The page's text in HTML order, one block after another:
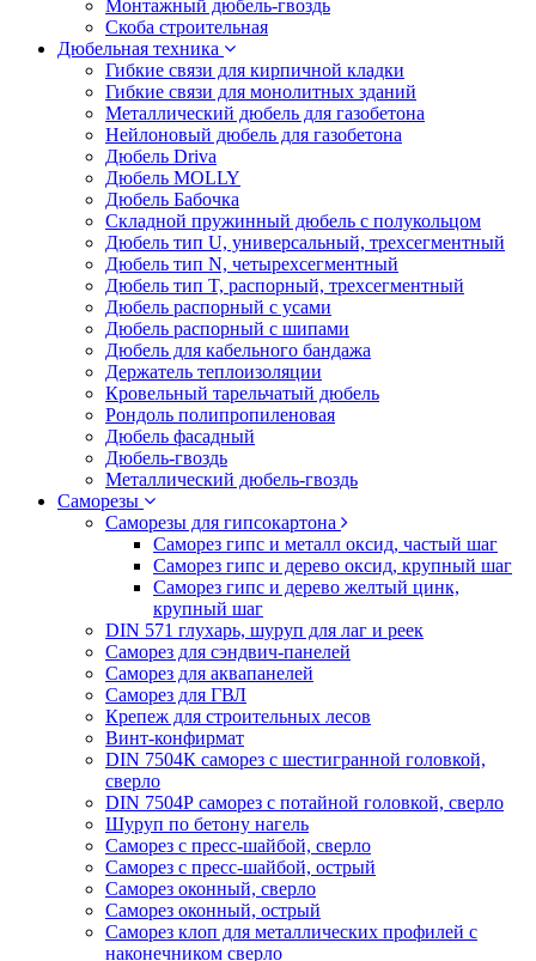
Монтажный дюбель-гвоздь
Скоба строительная
Дюбельная техника
Гибкие связи для кирпичной кладки
Гибкие связи для монолитных зданий
Металлический дюбель для газобетона
Нейлоновый дюбель для газобетона
Дюбель Driva
Дюбель MOLLY
Дюбель Бабочка
Складной пружинный дюбель с полукольцом
Дюбель тип U, универсальный, трехсегментный
Дюбель тип N, четырехсегментный
Дюбель тип T, распорный, трехсегментный
Дюбель распорный с усами
Дюбель распорный с шипами
Дюбель для кабельного бандажа
Держатель теплоизоляции
Кровельный тарельчатый дюбель
Рондоль полипропиленовая
Дюбель фасадный
Дюбель-гвоздь
Металлический дюбель-гвоздь
Саморезы
Саморезы для гипсокартона
Саморез гипс и металл оксид, частый шаг
Саморез гипс и дерево оксид, крупный шаг
Саморез гипс и дерево желтый цинк,
крупный шаг
DIN 571 глухарь, шуруп для лаг и реек
Саморез для сэндвич-панелей
Саморез для аквапанелей
Саморез для ГВЛ
Крепеж для строительных лесов
Винт-конфирмат
DIN 7504К саморез с шестигранной головкой,
сверло
DIN 7504Р саморез с потайной головкой, сверло
Шуруп по бетону нагель
Саморез с пресс-шайбой, сверло
Саморез с пресс-шайбой, острый
Саморез оконный, сверло
Саморез оконный, острый
Саморез клоп для металлических профилей с
наконечником сверло